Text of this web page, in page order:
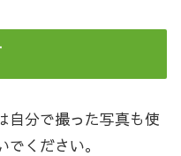
自分で撮った写真も使
ください。